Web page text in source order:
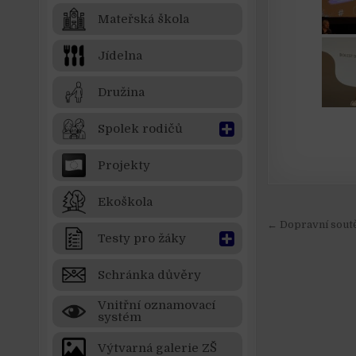
← Dopravní
Mateřská škola
Jídelna
Družina
Spolek rodičů
Projekty
Ekoškola
Testy pro žáky
Schránka důvěry
Vnitřní oznamovací
systém
Výtvarná galerie ZŠ